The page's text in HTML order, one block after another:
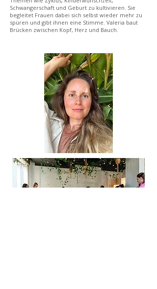
Schwangerschaft und Geburt zu kultivieren. Sie
begleitet Frauen dabei sich selbst wieder mehr zu
spüren und gibt ihnen eine Stimme. Valeria baut
Brücken zwischen Kopf, Herz und Bauch.